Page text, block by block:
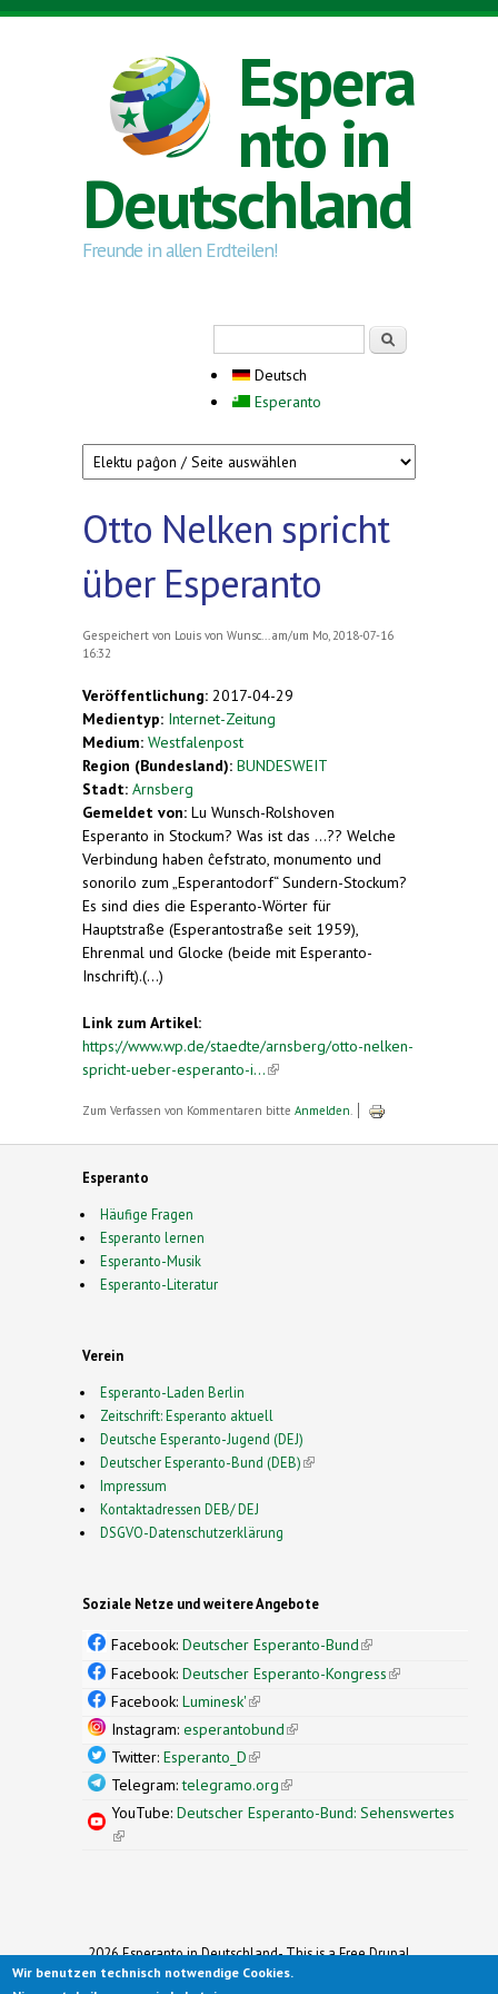
Direkt zum Inhalt
Espera
nto in
Deutschland
Freunde in allen Erdteilen!
Deutsch
Esperanto
Otto Nelken spricht
über Esperanto
Gespeichert von Louis von Wunsc...
am/um Mo, 2018-07-16
16:32
Veröffentlichung: 2017-04-29
Medientyp: Internet-Zeitung
Medium: Westfalenpost
Region (Bundesland): BUNDESWEIT
Stadt: Arnsberg
Gemeldet von: Lu Wunsch-Rolshoven
Esperanto in Stockum? Was ist das ...?? Welche
Verbindung haben ĉefstrato, monumento und
sonorilo zum „Esperantodorf“ Sundern-Stockum?
Es sind dies die Esperanto-Wörter für
Hauptstraße (Esperantostraße seit 1959),
Ehrenmal und Glocke (beide mit Esperanto-
Inschrift).(...)
Link zum Artikel:
https://www.wp.de/staedte/arnsberg/otto-nelken-
spricht-ueber-esperanto-i...(link is external)
Zum Verfassen von Kommentaren bitte Anmelden
Esperanto
Häufige Fragen
Esperanto lernen
Esperanto-Musik
Esperanto-Literatur
Verein
Esperanto-Laden Berlin
Zeitschrift: Esperanto aktuell
Deutsche Esperanto-Jugend (DEJ)
Deutscher Esperanto-Bund (DEB)(link is external)
Impressum
Kontaktadressen DEB/ DEJ
DSGVO-Datenschutzerklärung
Soziale Netze und weitere Angebote
Facebook: Deutscher Esperanto-Bund(link is
external)
Facebook: Deutscher Esperanto-Kongress(link is
Facebook: Luminesk'(link is external)
Instagram: esperantobund(link is external)
Twitter: Esperanto_D(link is external)
Telegram:telegramo.org(link is external)
YouTube: Deutscher Esperanto-Bund: Sehenswertes
(link is external)
2026 Esperanto in Deutschland- This is a Free Drupal
Theme
Wir benutzen technisch notwendige Cookies.